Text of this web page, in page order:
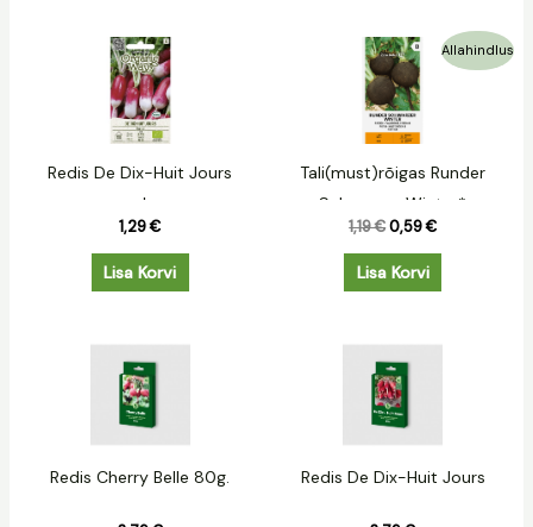
Redis De Dix-Huit Jours
mahe
1,29€
Lisa Korvi
Allahindlus
Tali(must)rõigas Runder
Schwarzer Winter*
1,19€
Algne
hind
oli:
1,19 €.
0,59€
Praegune
hind
Lisa Korvi
Redis Cherry Belle 80g. Redis De Dix-Huit Jours